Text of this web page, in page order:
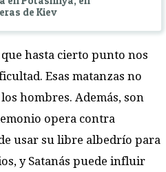
de Kiev
hasta cierto punto nos
Esas matanzas no
hombres. Además, son
opera contra
usar su libre albedrío para
y Satanás puede influir